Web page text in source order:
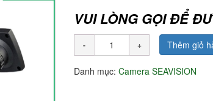
VUI LÒNG GỌI ĐỂ
Thêm giỏ
Danh mục: Camera SEAVISION